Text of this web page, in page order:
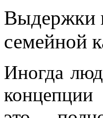
Выдержки
семейной
Иногда
концепции